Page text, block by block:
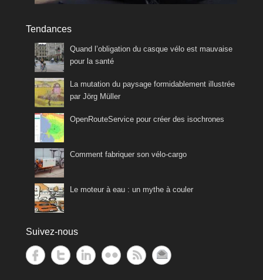
Tendances
Quand l’obligation du casque vélo est mauvaise
pour la santé
La mutation du paysage formidablement illustrée
par Jörg Müller
OpenRouteService pour créer des isochrones
Comment fabriquer son vélo-cargo
Le moteur à eau : un mythe à couler
Suivez-nous